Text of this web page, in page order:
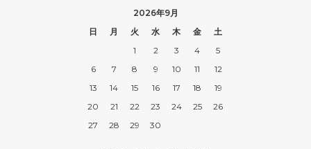
2026年9月
日
月 火 水 木 金
土
1
2 3 4
5
6
7 8 9 10 11
12
13
14 15 16 17 18
19
20
21 22 23 24 25
26
27
28 29 30